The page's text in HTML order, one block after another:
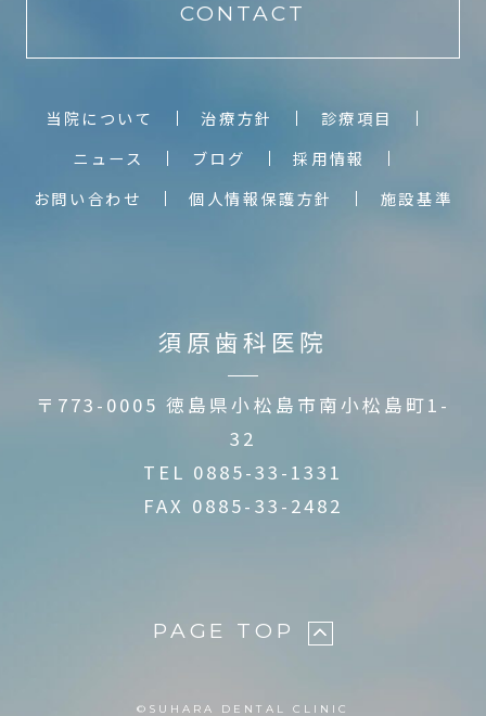
CONTACT
当院について 治療方針
診療項目
ニュース
ブログ
採用情報
お問い合わせ
個人情報保護方針 施設基準
須原歯科医院
〒773-0005 徳島県小松島市南小松島町1-
32
TEL 0885-33-1331
FAX 0885-33-2482
PAGE TOP
©︎SUHARA DENTAL CLINIC